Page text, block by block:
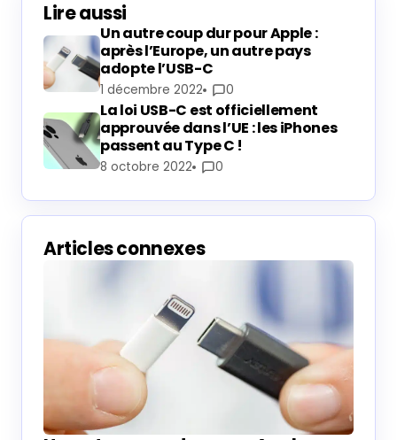
Lire aussi
Un autre coup dur pour Apple :
après l’Europe, un autre pays
adopte l’USB-C
1 décembre 2022 0
La loi USB-C est officiellement
approuvée dans l’UE : les iPhones
passent au Type C !
8 octobre 2022 0
Articles connexes